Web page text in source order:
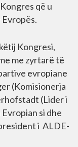
që u
Kongresi,
me zyrtarë të
evropiane
(Komisionerja
(Lider i
si dhe
i ALDE-